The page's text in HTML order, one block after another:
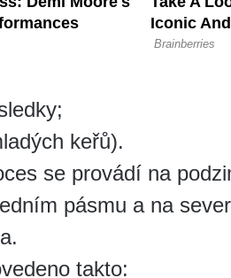
keřů).
se provádí na
pásmu a na
takto: